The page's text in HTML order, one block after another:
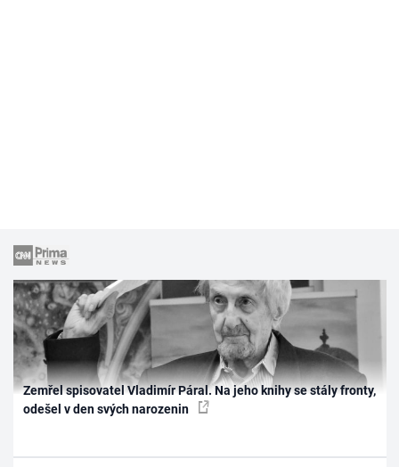
Zemřel spisovatel Vladimír Páral. Na jeho knihy se stály fronty,
odešel v den svých narozenin